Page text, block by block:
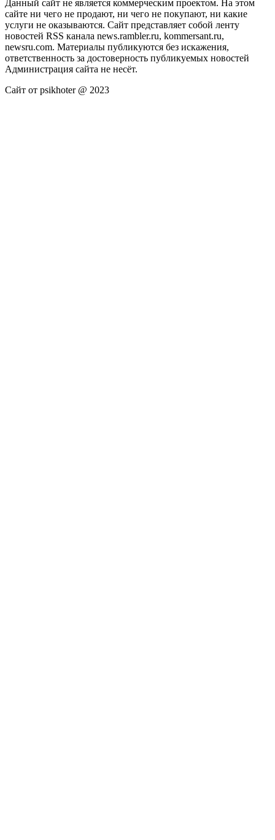
Данный сайт не является коммерческим проектом. На этом
сайте ни чего не продают, ни чего не покупают, ни какие
услуги не оказываются. Сайт представляет собой ленту
новостей RSS канала news.rambler.ru, kommersant.ru,
newsru.com. Материалы публикуются без искажения,
ответственность за достоверность публикуемых новостей
Администрация сайта не несёт.
Сайт от psikhoter @ 2023